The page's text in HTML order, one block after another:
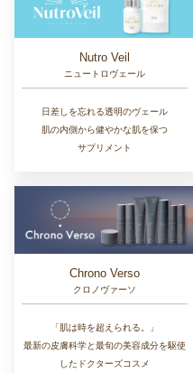
Nutro Veil
ニュートロヴェール
日差しを忘れる透明のヴェール
肌の内側から健やかな肌を保つ
サプリメント
Chrono Verso
クロノヴァーソ
「肌は時を超えられる。」
最新の皮膚科学と最旬の美容成分を駆使
したドクターズコスメ